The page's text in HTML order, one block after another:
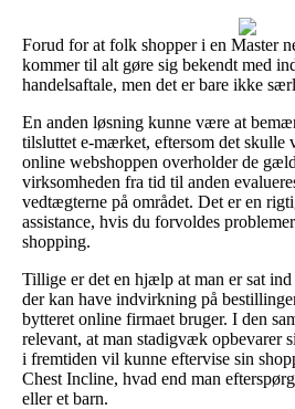
Forud for at folk shopper i en Master
kommer til alt gøre sig bekendt med
handelsaftale, men det er bare ikke
En anden løsning kunne være at
tilsluttet e-mærket, eftersom det skulle
online webshoppen overholder de
virksomheden fra tid til anden
vedtægterne på området. Det er en
assistance, hvis du forvoldes
shopping.
Tillige er det en hjælp at man er sat
der kan have indvirkning på
bytteret online firmaet bruger. I den
relevant, at man stadigvæk opbevarer
i fremtiden vil kunne eftervise sin
Chest Incline, hvad end man
eller et barn.